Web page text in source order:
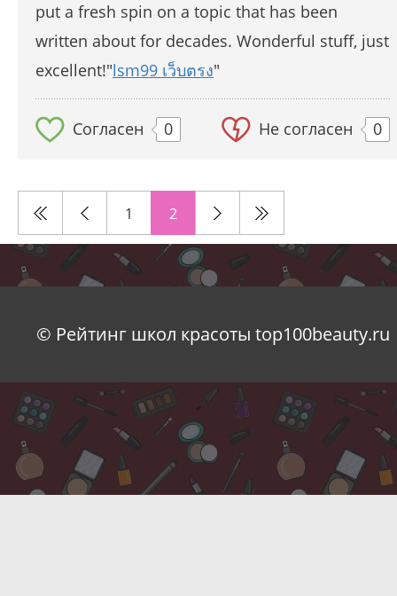
put a fresh spin on a topic that has been
written about for decades. Wonderful stuff, just
excellent!"lsm99 เว็บตรง"
Согласен 0 Не согласен 0
1 2
© Рейтинг школ красоты top100beauty.ru